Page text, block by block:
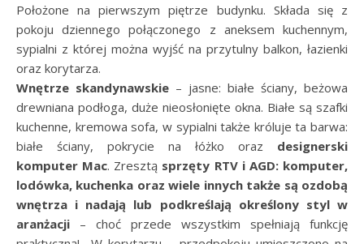
Położone na pierwszym piętrze budynku. Składa się z
pokoju dziennego połączonego z aneksem kuchennym,
sypialni z której można wyjść na przytulny balkon, łazienki
oraz korytarza.
Wnętrze skandynawskie – jasne: białe ściany, beżowa
drewniana podłoga, duże nieosłonięte okna. Białe są szafki
kuchenne, kremowa sofa, w sypialni także króluje ta barwa:
białe ściany, pokrycie na łóżko oraz designerski
komputer Mac. Zresztą sprzęty RTV i AGD: komputer,
lodówka, kuchenka oraz wiele innych także są ozdobą
wnętrza i nadają lub podkreślają określony styl w
aranżacji – choć przede wszystkim spełniają funkcję